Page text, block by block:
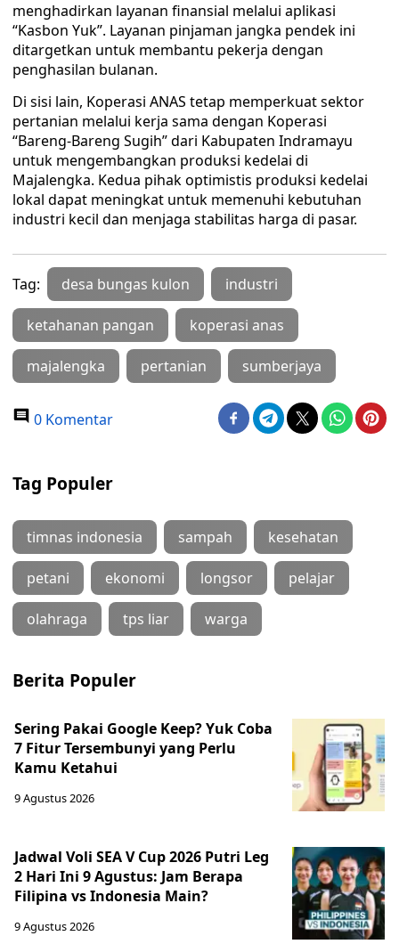
menghadirkan layanan finansial melalui aplikasi
“Kasbon Yuk”. Layanan pinjaman jangka pendek ini
ditargetkan untuk membantu pekerja dengan
penghasilan bulanan.
Di sisi lain, Koperasi ANAS tetap memperkuat sektor
pertanian melalui kerja sama dengan Koperasi
“Bareng-Bareng Sugih” dari Kabupaten Indramayu
untuk mengembangkan produksi kedelai di
Majalengka. Kedua pihak optimistis produksi kedelai
lokal dapat meningkat untuk memenuhi kebutuhan
industri kecil dan menjaga stabilitas harga di pasar.
Tag: desa bungas kulon industri
ketahanan pangan koperasi anas
majalengka pertanian sumberjaya
0 Komentar
Tag Populer
timnas indonesia sampah kesehatan
petani ekonomi longsor pelajar
olahraga tps liar warga
Berita Populer
Sering Pakai Google Keep? Yuk Coba
7 Fitur Tersembunyi yang Perlu
Kamu Ketahui
9 Agustus 2026
Jadwal Voli SEA V Cup 2026 Putri Leg
2 Hari Ini 9 Agustus: Jam Berapa
Filipina vs Indonesia Main?
9 Agustus 2026